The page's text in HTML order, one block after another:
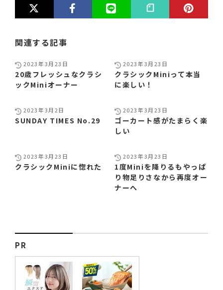
関連する記事
2023年3月23日
20歳フレッシュなクラシ
ックMiniオーナー
2023年3月23日
クラシックMiniって本当
に楽しい！
2023年3月2日
SUNDAY TIMES No.29
2023年3月23日
ゴーカート感がたまらく楽
しい
2023年3月23日
クラシックMiniに惚れた
2023年3月23日
1度Miniを降りるもやっぱ
り物足りさなから再度オー
ナーへ
PR